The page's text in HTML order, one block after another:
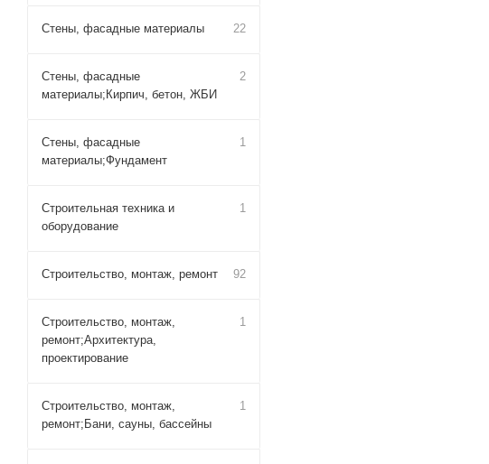
Стены, фасадные материалы 22
Стены, фасадные
материалы;Кирпич, бетон, ЖБИ
2
Стены, фасадные
материалы;Фундамент
1
Строительная техника и
оборудование
1
Строительство, монтаж, ремонт 92
Строительство, монтаж,
ремонт;Архитектура,
проектирование
1
Строительство, монтаж,
ремонт;Бани, сауны, бассейны
1